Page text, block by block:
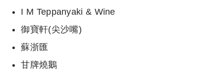
I M Teppanyaki & Wine
御寶軒(尖沙嘴)
蘇浙匯
甘牌燒鵝